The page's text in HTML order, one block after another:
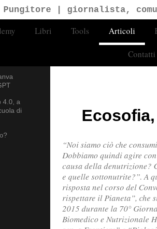
Pungitore | giornalista,
Libri Tools Articoli
Contatti
“Noi siamo ciò che
Dobbiamo quindi agire
causa della denutrizione?
e quelle sottonutrite?”. A
risposta nel corso del
rispettare il Pianeta”, che
2015 durante la 70°
Biomedico e Nutrizionale
4.0, a
di